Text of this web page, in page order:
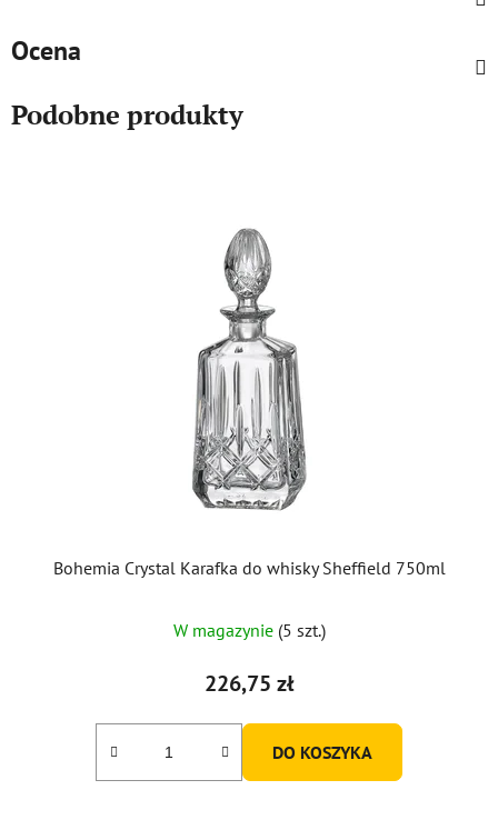
Ocena
Podobne produkty
Bohemia Crystal Karafka do whisky Sheffield 750ml
W magazynie (5 szt.)
226,75 zł
DO KOSZYKA